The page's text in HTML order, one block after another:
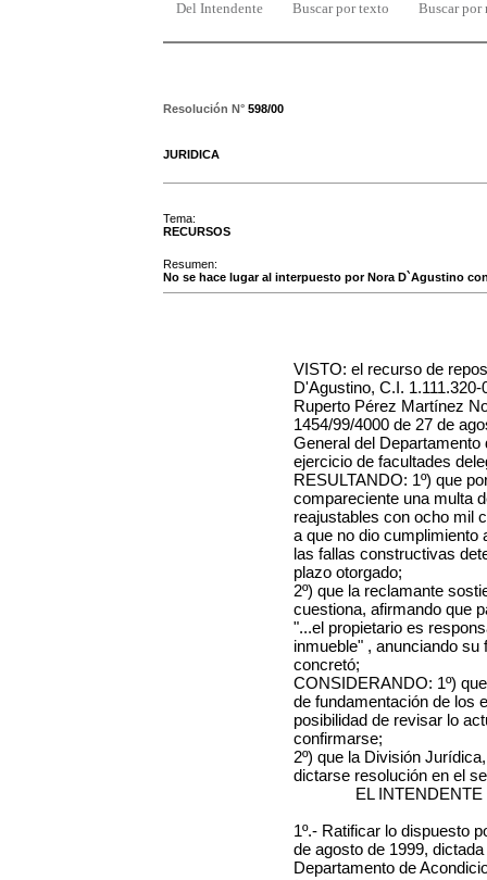
Del Intendente Buscar por texto Buscar por
Resolución N° 598/00
JURIDICA
Tema:
RECURSOS
Resumen:
No se hace lugar al interpuesto por Nora D`Agustino
VISTO: el recurso de
D'Agustino, C.I.
Ruperto Pérez Martínez
1454/99/4000 de 27 de
General del
ejercicio de facultades
RESULTANDO: 1º) que
compareciente una multa
reajustables con ocho mil
a que no dio cumplimiento
las fallas constructivas
plazo otorgado;
2º) que la reclamante
cuestiona, afirmando que
"...el propietario es
inmueble" , anunciando
concretó;
CONSIDERANDO: 1º)
de fundamentación de los
posibilidad de revisar lo
confirmarse;
2º) que la División
dictarse resolución en el
EL
1º.- Ratificar lo dispuesto
de agosto de 1999,
Departamento de